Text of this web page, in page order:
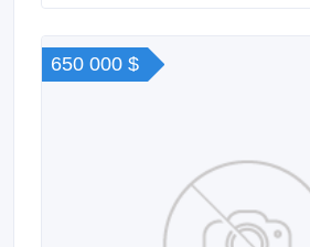
650 000 $